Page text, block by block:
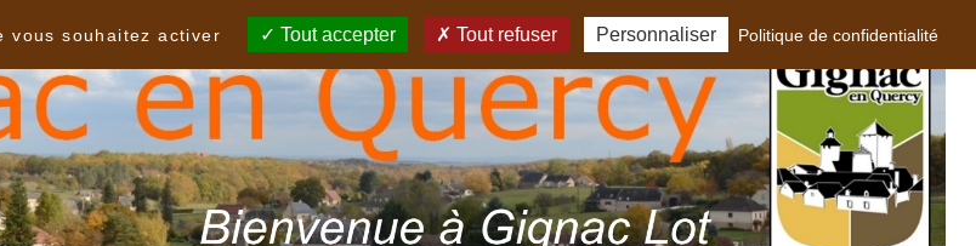
vous souhaitez activer
Tout accepter Tout refuser Personnaliser Politique de confidentialité